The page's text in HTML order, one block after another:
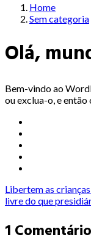
Home
Sem categoria
Olá,
Bem-vindo ao
ou exclua-o, e
Libertem as
livre do que
1 Comentário